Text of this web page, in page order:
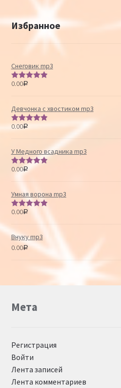
Избранное
Снеговик mp3
Оценка
0.00Р
Девчонка с хвостиком mp3
Оценка
0.00Р
У Медного всадника mp3
Оценка
0.00Р
Умная ворона mp3
Оценка
0.00Р
Внуку mp3
0.00Р
Мета
Регистрация
Войти
Лента записей
Лента комментариев